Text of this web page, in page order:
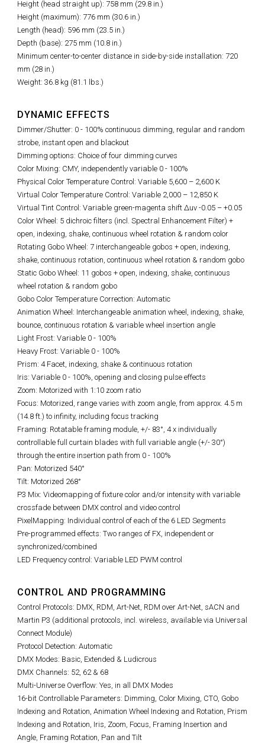
Height (head straight up): 758 mm (29.8 in.)
Height (maximum): 776 mm (30.6 in.)
Length (head): 596 mm (23.5 in.)
Depth (base): 275 mm (10.8 in.)
Minimum center-to-center distance in side-by-side installation: 720
mm (28 in.)
Weight: 36.8 kg (81.1 lbs.)
DYNAMIC EFFECTS
Dimmer/Shutter: 0 - 100% continuous dimming, regular and random
strobe, instant open and blackout
Dimming options: Choice of four dimming curves
Color Mixing: CMY, independently variable 0 - 100%
Physical Color Temperature Control: Variable 5,600 – 2,600 K
Virtual Color Temperature Control: Variable 2,000 – 12,850 K
Virtual Tint Control: Variable green-magenta shift Δuv -0.05 – +0.05
Color Wheel: 5 dichroic filters (incl. Spectral Enhancement Filter) +
open, indexing, shake, continuous wheel rotation & random color
Rotating Gobo Wheel: 7 interchangeable gobos + open, indexing,
shake, continuous rotation, continuous wheel rotation & random gobo
Static Gobo Wheel: 11 gobos + open, indexing, shake, continuous
wheel rotation & random gobo
Gobo Color Temperature Correction: Automatic
Animation Wheel: Interchangeable animation wheel, indexing, shake,
bounce, continuous rotation & variable wheel insertion angle
Light Frost: Variable 0 - 100%
Heavy Frost: Variable 0 - 100%
Prism: 4 Facet, indexing, shake & continuous rotation
Iris: Variable 0 - 100%, opening and closing pulse effects
Zoom: Motorized with 1:10 zoom ratio
Focus: Motorized, range varies with zoom angle, from approx. 4.5 m
(14.8 ft.) to infinity, including focus tracking
Framing: Rotatable framing module, +/- 83°, 4 x individually
controllable full curtain blades with full variable angle (+/- 30°)
through the entire insertion path from 0 - 100%
Pan: Motorized 540°
Tilt: Motorized 268°
P3 Mix: Videomapping of fixture color and/or intensity with variable
crossfade between DMX control and video control
PixelMapping: Individual control of each of the 6 LED Segments
Pre-programmed effects: Two ranges of FX, independent or
synchronized/combined
LED Frequency control: Variable LED PWM control
CONTROL AND PROGRAMMING
Control Protocols: DMX, RDM, Art-Net, RDM over Art-Net, sACN and
Martin P3 (additional protocols, incl. wireless, available via Universal
Connect Module)
Protocol Detection: Automatic
DMX Modes: Basic, Extended & Ludicrous
DMX Channels: 52, 62 & 68
Multi-Universe Overflow: Yes, in all DMX Modes
16-bit Controllable Parameters: Dimming, Color Mixing, CTO, Gobo
Indexing and Rotation, Animation Wheel Indexing and Rotation, Prism
Indexing and Rotation, Iris, Zoom, Focus, Framing Insertion and
Angle, Framing Rotation, Pan and Tilt